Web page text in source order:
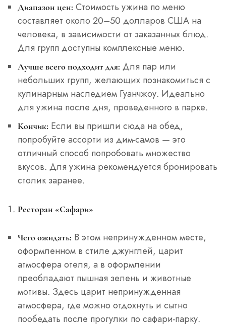
Диапазон цен: Стоимость ужина по меню
составляет около 20–50 долларов США на
человека, в зависимости от заказанных блюд.
Для групп доступны комплексные меню.
Лучше всего подходит для: Для пар или
небольших групп, желающих познакомиться с
кулинарным наследием Гуанчжоу. Идеально
для ужина после дня, проведенного в парке.
Кончик: Если вы пришли сюда на обед,
попробуйте ассорти из дим-самов — это
отличный способ попробовать множество
вкусов. Для ужина рекомендуется бронировать
столик заранее.
Ресторан «Сафари»
Чего ожидать: В этом непринужденном месте,
оформленном в стиле джунглей, царит
атмосфера отеля, а в оформлении
преобладают пышная зелень и животные
мотивы. Здесь царит непринужденная
атмосфера, где можно отдохнуть и сытно
пообедать после прогулки по сафари-парку.